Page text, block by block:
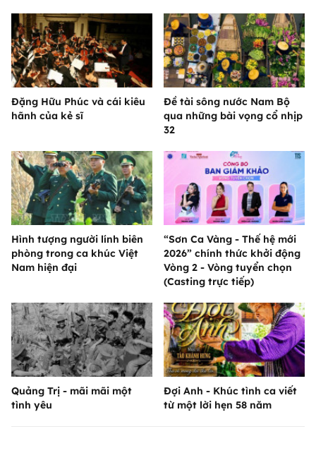
Đặng Hữu Phúc và cái kiêu
hãnh của kẻ sĩ
Đề tài sông nước Nam Bộ
qua những bài vọng cổ nhịp
32
Hình tượng người lính biên
phòng trong ca khúc Việt
Nam hiện đại
“Sơn Ca Vàng - Thế hệ mới
2026” chính thức khởi động
Vòng 2 - Vòng tuyển chọn
(Casting trực tiếp)
Quảng Trị - mãi mãi một
tình yêu
Đợi Anh - Khúc tình ca viết
từ một lời hẹn 58 năm